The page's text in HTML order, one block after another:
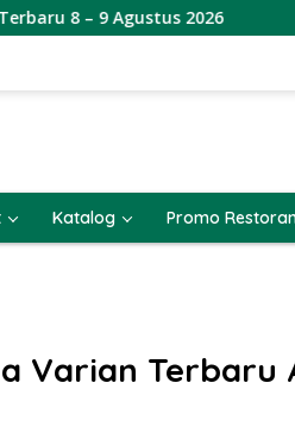
2026 Promo Alfamidi
Katalog Promo
Varian Terbaru